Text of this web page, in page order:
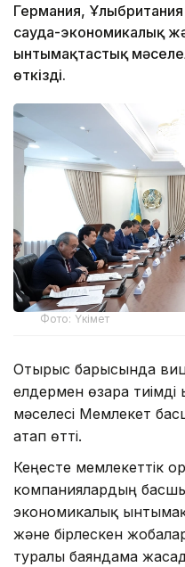
Германия,
сауда-экономикалық
ынтымақтастық
өткізді.
Фото: Үкімет
Отырыс барысында
елдермен өзара
мәселесі Мемлекет
атап өтті.
Кеңесте мемлекеттік
компаниялардың
экономикалық
және бірлескен
туралы баяндама